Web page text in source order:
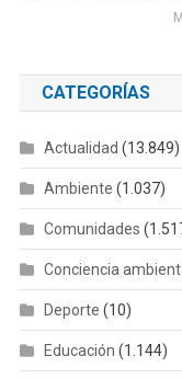
CATEGORÍAS
Actualidad (13.849)
Ambiente (1.037)
Comunidades
Conciencia
Deporte (10)
Educación (1.144)